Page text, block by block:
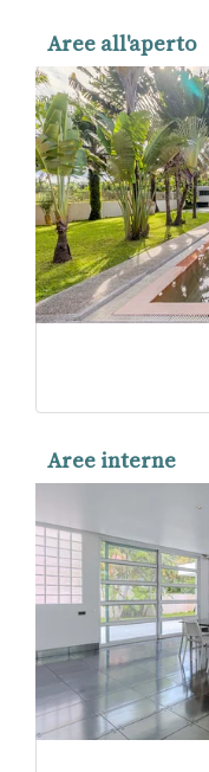
Aree all'aperto
Aree interne